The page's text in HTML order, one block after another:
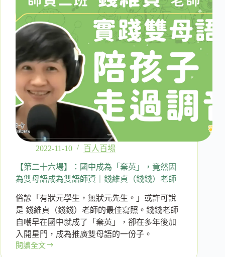
文
自
之
路
｜
資
七
班
何
靜
師
2022-11-10 百人百場
【第二十六場】：國中成為「棄英」，竟然因
為雙母語成為雙語師資｜錢維貞（錢錢）老師
俗諺「有狀元學生，無狀元先生。」或許可說
是 錢維貞（錢錢）老師的最佳寫照。錢錢老師
自嘲早在國中就成了「棄英」，卻在多年後加
入開星門，成為推廣雙母語的一份子。
閱讀全文
【第